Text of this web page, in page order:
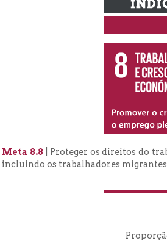
Meta 8.8 | Proteger os direitos do
incluindo os trabalhadores